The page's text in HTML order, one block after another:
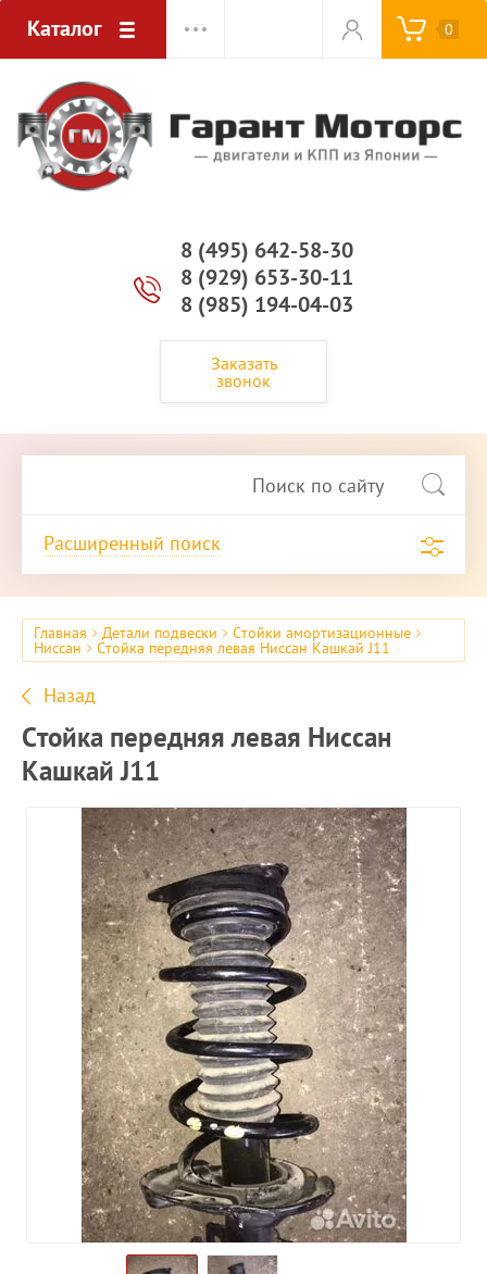
Каталог 0
8 (495) 642-58-30
8 (929) 653-30-11
8 (985) 194-04-03
Заказать
звонок
Расширенный поиск
Главная Детали подвески Стойки амортизационные
Ниссан Стойка передняя левая Ниссан Кашкай J11
Назад
Стойка передняя левая Ниссан
Кашкай J11